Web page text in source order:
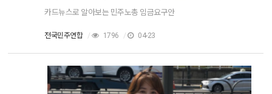
카드뉴스로 알아보는 민주노총 임금요구안
전국민주연합 / 1796 / 04-23